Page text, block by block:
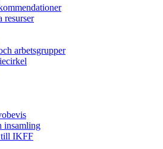
resurser
arbetsgrupper
insamling
till IKFF